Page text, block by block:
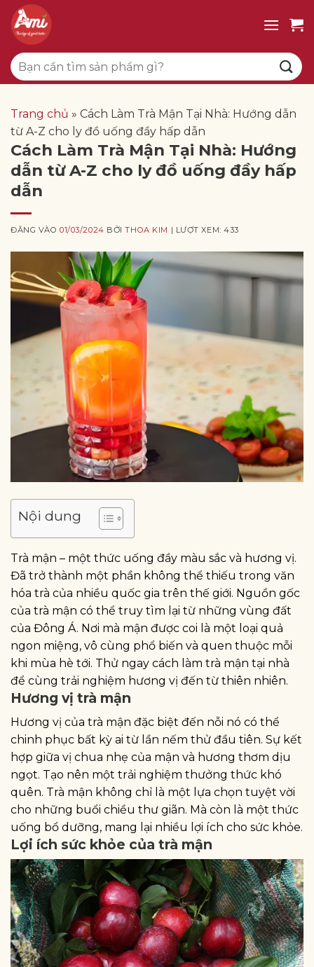
qua
dung
Tìm
kiếm:
Trang chủ » Cách Làm Trà Mận Tại Nhà: Hướng dẫn
từ A-Z cho ly đồ uống đầy hấp dẫn
Cách Làm Trà Mận Tại Nhà: Hướng
dẫn từ A-Z cho ly đồ uống đầy hấp
dẫn
ĐĂNG VÀO01/03/2024 BỞITHOA KIM | LƯỢT XEM: 433
Nội dung
Trà mận – một thức uống đầy màu sắc và hương vị.
Đã trở thành một phần không thể thiếu trong văn
hóa trà của nhiều quốc gia trên thế giới. Nguồn gốc
của trà mận có thể truy tìm lại từ những vùng đất
của Đông Á. Nơi mà mận được coi là một loại quả
ngon miệng, vô cùng phổ biến và quen thuộc mỗi
khi mùa hè tới. Thử ngay cách làm trà mận tại nhà
để cùng trải nghiệm hương vị đến từ thiên nhiên.
Hương vị trà mận
Hương vị của trà mận đặc biệt đến nỗi nó có thể
chinh phục bất kỳ ai từ lần nếm thử đầu tiên. Sự kết
hợp giữa vị chua nhẹ của mận và hương thơm dịu
ngọt. Tạo nên một trải nghiệm thưởng thức khó
quên. Trà mận không chỉ là một lựa chọn tuyệt vời
cho những buổi chiều thư giãn. Mà còn là một thức
uống bổ dưỡng, mang lại nhiều lợi ích cho sức khỏe.
Lợi ích sức khỏe của trà mận